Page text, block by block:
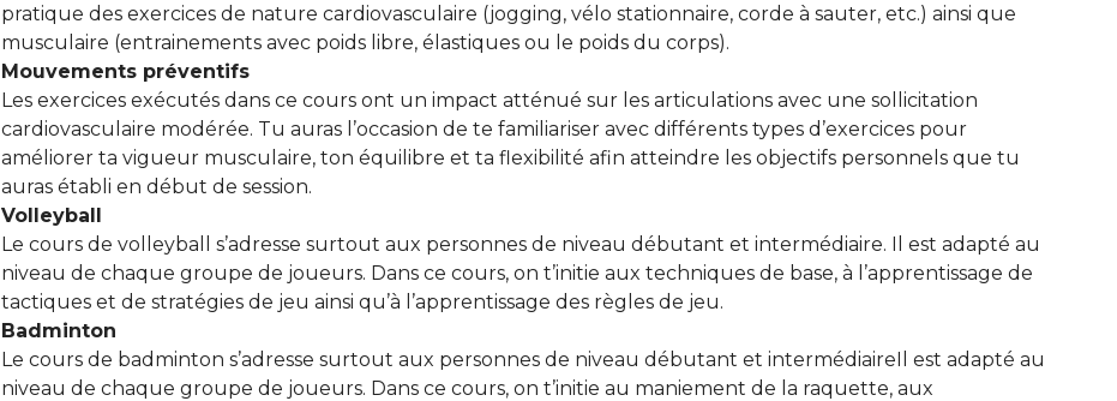
pratique des exercices de nature cardiovasculaire (jogging, vélo stationnaire, corde à sauter, etc.) ainsi que
musculaire (entrainements avec poids libre, élastiques ou le poids du corps).
Mouvements préventifs
Les exercices exécutés dans ce cours ont un impact atténué sur les articulations avec une sollicitation
cardiovasculaire modérée. Tu auras l’occasion de te familiariser avec différents types d’exercices pour
améliorer ta vigueur musculaire, ton équilibre et ta flexibilité afin atteindre les objectifs personnels que tu
auras établi en début de session.
Volleyball
Le cours de volleyball s’adresse surtout aux personnes de niveau débutant et intermédiaire. Il est adapté au
niveau de chaque groupe de joueurs. Dans ce cours, on t’initie aux techniques de base, à l’apprentissage de
tactiques et de stratégies de jeu ainsi qu’à l’apprentissage des règles de jeu.
Badminton
Le cours de badminton s’adresse surtout aux personnes de niveau débutant et intermédiaireIl est adapté au
niveau de chaque groupe de joueurs. Dans ce cours, on t’initieau maniement de la raquette, aux